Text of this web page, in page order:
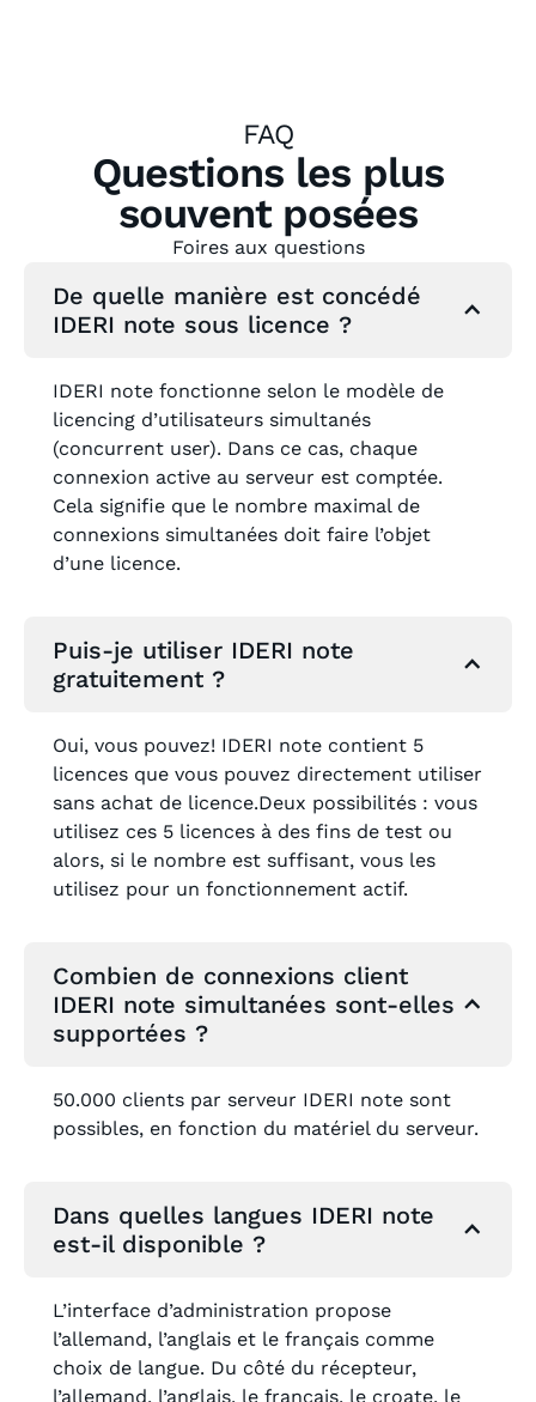
FAQ
Questions les plus
souvent posées
Foires aux questions
De quelle manière est concédé
IDERI note sous licence ?
IDERI note fonctionne selon le modèle de
licencing d’utilisateurs simultanés
(concurrent user). Dans ce cas, chaque
connexion active au serveur est comptée.
Cela signifie que le nombre maximal de
connexions simultanées doit faire l’objet
d’une licence.
Puis-je utiliser IDERI note
gratuitement ?
Oui, vous pouvez! IDERI note contient 5
licences que vous pouvez directement utiliser
sans achat de licence.Deux possibilités : vous
utilisez ces 5 licences à des fins de test ou
alors, si le nombre est suffisant, vous les
utilisez pour un fonctionnement actif.
Combien de connexions client
IDERI note simultanées sont-elles
supportées ?
50.000 clients par serveur IDERI note sont
possibles, en fonction du matériel du serveur.
Dans quelles langues IDERI note
est-il disponible ?
L’interface d’administration propose
l’allemand, l’anglais et le français comme
choix de langue. Du côté du récepteur,
l’allemand, l’anglais, le français, le croate, le